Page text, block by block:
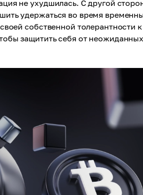
не ухудшилась. С другой
удержаться во время
собственной толерантности к
защитить себя от неожиданных